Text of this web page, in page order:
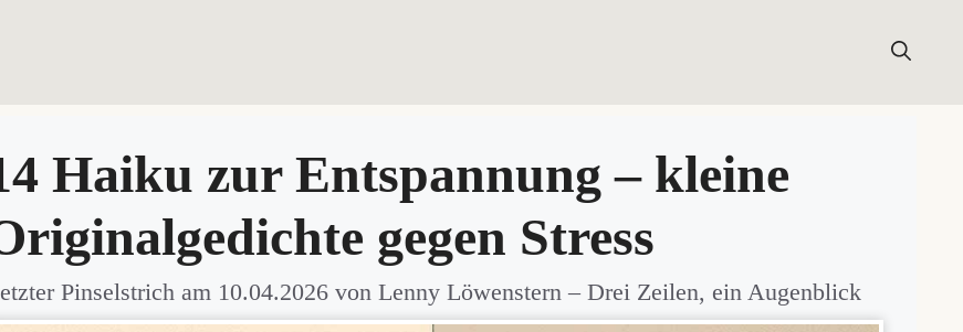
Haiku zur Entspannung – kleine
gegen Stress
Pinselstrich am 10.04.2026 von Lenny Löwenstern – Drei Zeilen, ein Augenblick